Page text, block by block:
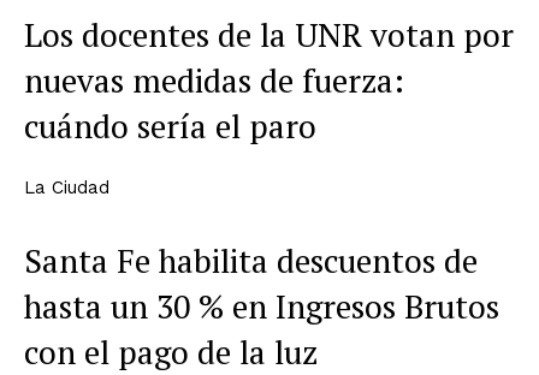
Los docentes de la UNR votan por
nuevas medidas de fuerza:
cuándo sería el paro
La Ciudad
Santa Fe habilita descuentos de
hasta un 30 % en Ingresos Brutos
con el pago de la luz